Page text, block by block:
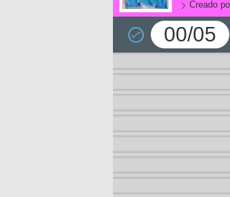
Creado
00/05